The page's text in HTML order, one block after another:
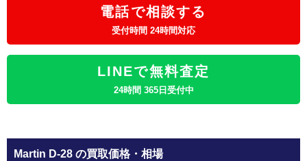
電話で相談する
受付時間 24時間対応
LINEで無料査定
24時間 365日受付中
Martin D-28 の買取価格・相場